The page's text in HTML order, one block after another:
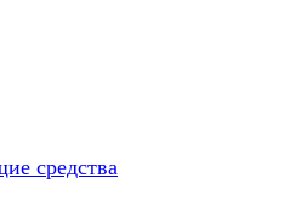
средства